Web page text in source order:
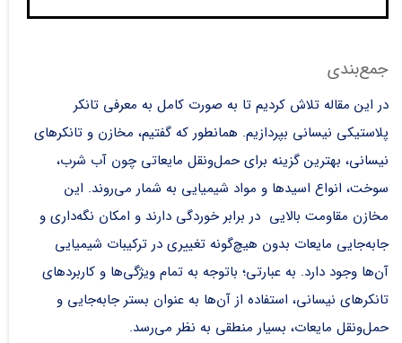
جمع‌بندی
در این مقاله تلاش کردیم تا به صورت کامل به معرفی تانکر
پلاستیکی نیسانی بپردازیم. همانطور که گفتیم، مخازن و تانکرهای
نیسانی، بهترین گزینه برای حمل‌ونقل مایعاتی چون آب شرب،
سوخت، انواع اسیدها و مواد شیمیایی به شمار می‌روند. این
مخازن مقاومت بالایی در برابر خوردگی دارند و امکان نگه‌داری و
جابه‌جایی مایعات بدون هیچ‌گونه تغییری در ترکیبات شیمیایی
آن‌ها وجود دارد. به عبارتی؛ باتوجه به تمام ویژگی‌ها و کاربردهای
تانکرهای نیسانی، استفاده از آن‌ها به عنوان بستر جابه‌جایی و
حمل‌ونقل مایعات، بسیار منطقی به نظر می‌رسد.